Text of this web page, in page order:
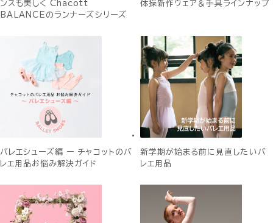
ンスも美しく Chacott
BALANCEのランナーズシリーズ
体操新作ウェア＆手具ラインナップ
バレエシューズ編 ー チャコットのバ
レエ用品お悩み解決ガイド
新学期が始まる前に見直したいバ
レエ用品